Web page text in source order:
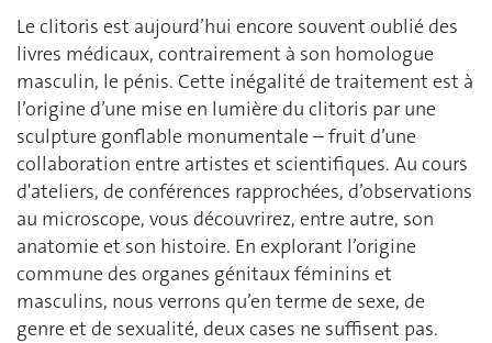
Le clitoris est aujourd’hui encore souvent oublié des
livres médicaux, contrairement à son homologue
masculin, le pénis. Cette inégalité de traitement est à
l’origine d’une mise en lumière du clitoris par une
sculpture gonflable monumentale – fruit d’une
collaboration entre artistes et scientifiques. Au cours
d'ateliers, de conférences rapprochées, d’observations
au microscope, vous découvrirez, entre autre, son
anatomie et son histoire. En explorant l’origine
commune des organes génitaux féminins et
masculins, nous verrons qu’en terme de sexe, de
genre et de sexualité, deux cases ne suffisent pas.